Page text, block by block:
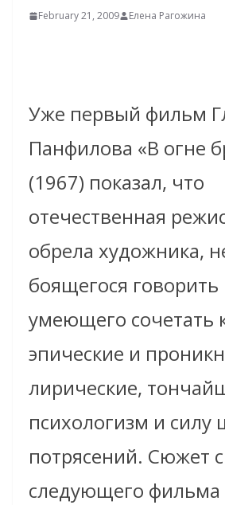
February 21, 2009 Елена Рагожина
Уже первый фильм
Панфилова «В огне
(1967) показал, что
отечественная
обрела художника,
боящегося говорить
умеющего сочетать
эпические и
лирические,
психологизм и силу
потрясений. Сюжет
следующего фильма